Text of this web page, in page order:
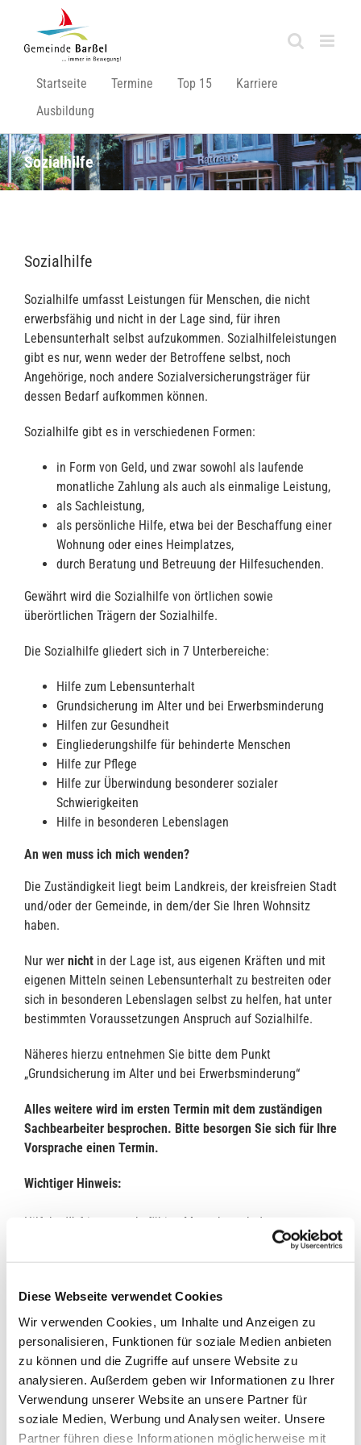
Diese Webseite verwendet Cookies
Wir verwenden Cookies, um Inhalte und Anzeigen zu
personalisieren, Funktionen für soziale Medien anbieten
zu können und die Zugriffe auf unsere Website zu
analysieren. Außerdem geben wir Informationen zu Ihrer
Verwendung unserer Website an unsere Partner für
soziale Medien, Werbung und Analysen weiter. Unsere
Partner führen diese Informationen möglicherweise mit
springen
Startseite Termine Top 15
Karriere
Ausbildung
Sozialhilfe
Sozialhilfe
Sozialhilfe umfasst Leistungen für Menschen, die nicht
erwerbsfähig und nicht in der Lage sind, für ihren
Lebensunterhalt selbst aufzukommen. Sozialhilfeleistungen
gibt es nur, wenn weder der Betroffene selbst, noch
Angehörige, noch andere Sozialversicherungsträger für
dessen Bedarf aufkommen können.
Sozialhilfe gibt es in verschiedenen Formen:
in Form von Geld, und zwar sowohl als laufende
monatliche Zahlung als auch als einmalige Leistung,
als Sachleistung,
als persönliche Hilfe, etwa bei der Beschaffung einer
Wohnung oder eines Heimplatzes,
durch Beratung und Betreuung der Hilfesuchenden.
Gewährt wird die Sozialhilfe von örtlichen sowie
überörtlichen Trägern der Sozialhilfe.
Die Sozialhilfe gliedert sich in 7 Unterbereiche:
Hilfe zum Lebensunterhalt
Grundsicherung im Alter und bei Erwerbsminderung
Hilfen zur Gesundheit
Eingliederungshilfe für behinderte Menschen
Hilfe zur Pflege
Hilfe zur Überwindung besonderer sozialer
Schwierigkeiten
Hilfe in besonderen Lebenslagen
An wen muss ich mich wenden?
Die Zuständigkeit liegt beim Landkreis, der kreisfreien Stadt
und/oder der Gemeinde, in dem/der Sie Ihren Wohnsitz
haben.
Nur wer nicht in der Lage ist, aus eigenen Kräften und mit
eigenen Mitteln seinen Lebensunterhalt zu bestreiten oder
sich in besonderen Lebenslagen selbst zu helfen, hat unter
bestimmten Voraussetzungen Anspruch auf Sozialhilfe.
Näheres hierzu entnehmen Sie bitte dem Punkt
„Grundsicherung im Alter und bei Erwerbsminderung“
Alles weitere wird im ersten Termin mit dem zuständigen
Sachbearbeiter besprochen. Bitte besorgen Sie sich für Ihre
Vorsprache einen Termin.
Wichtiger Hinweis:
Hilfebedürftige erwerbsfähige Menschen ab dem
vollendeten 15. Lebensjahr bis zum Erreichen der
Altersgrenze (Regelaltersrente), die mindestens 3 Stunden
Leistungen der Sozialhilfe, sondern auf Leistungen der
Grundsicherung für Arbeitssuchende( ALG IIbzw. Hartz IV).
Diese Leistungen entsprechen in der Höhe den Leistungen
der Sozialhilfe. Die Sozialhilfe ist nachrangig gegenüber
allen anderen Ansprüchen (z. B. Wohngeld, Agentur für
Arbeit oder privatrechtliche Ansprüche); bitte klären Sie
vorab diese Ansprüche.